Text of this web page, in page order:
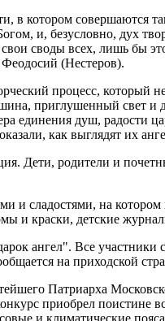
котором совершаются
и, безусловно, дух
своды всех, лишь
(Нестеров).
процесс,
приглушенный свет и
единения душ, радости
как выглядят их
Дети, родители и
и сладостями, на
и краски, детские
ангел". Все
на приходской
Патриарха
приобрел поистине
и климатические